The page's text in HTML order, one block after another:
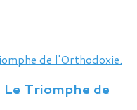
Triomphe de